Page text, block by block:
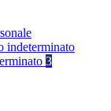
indeterminato
3